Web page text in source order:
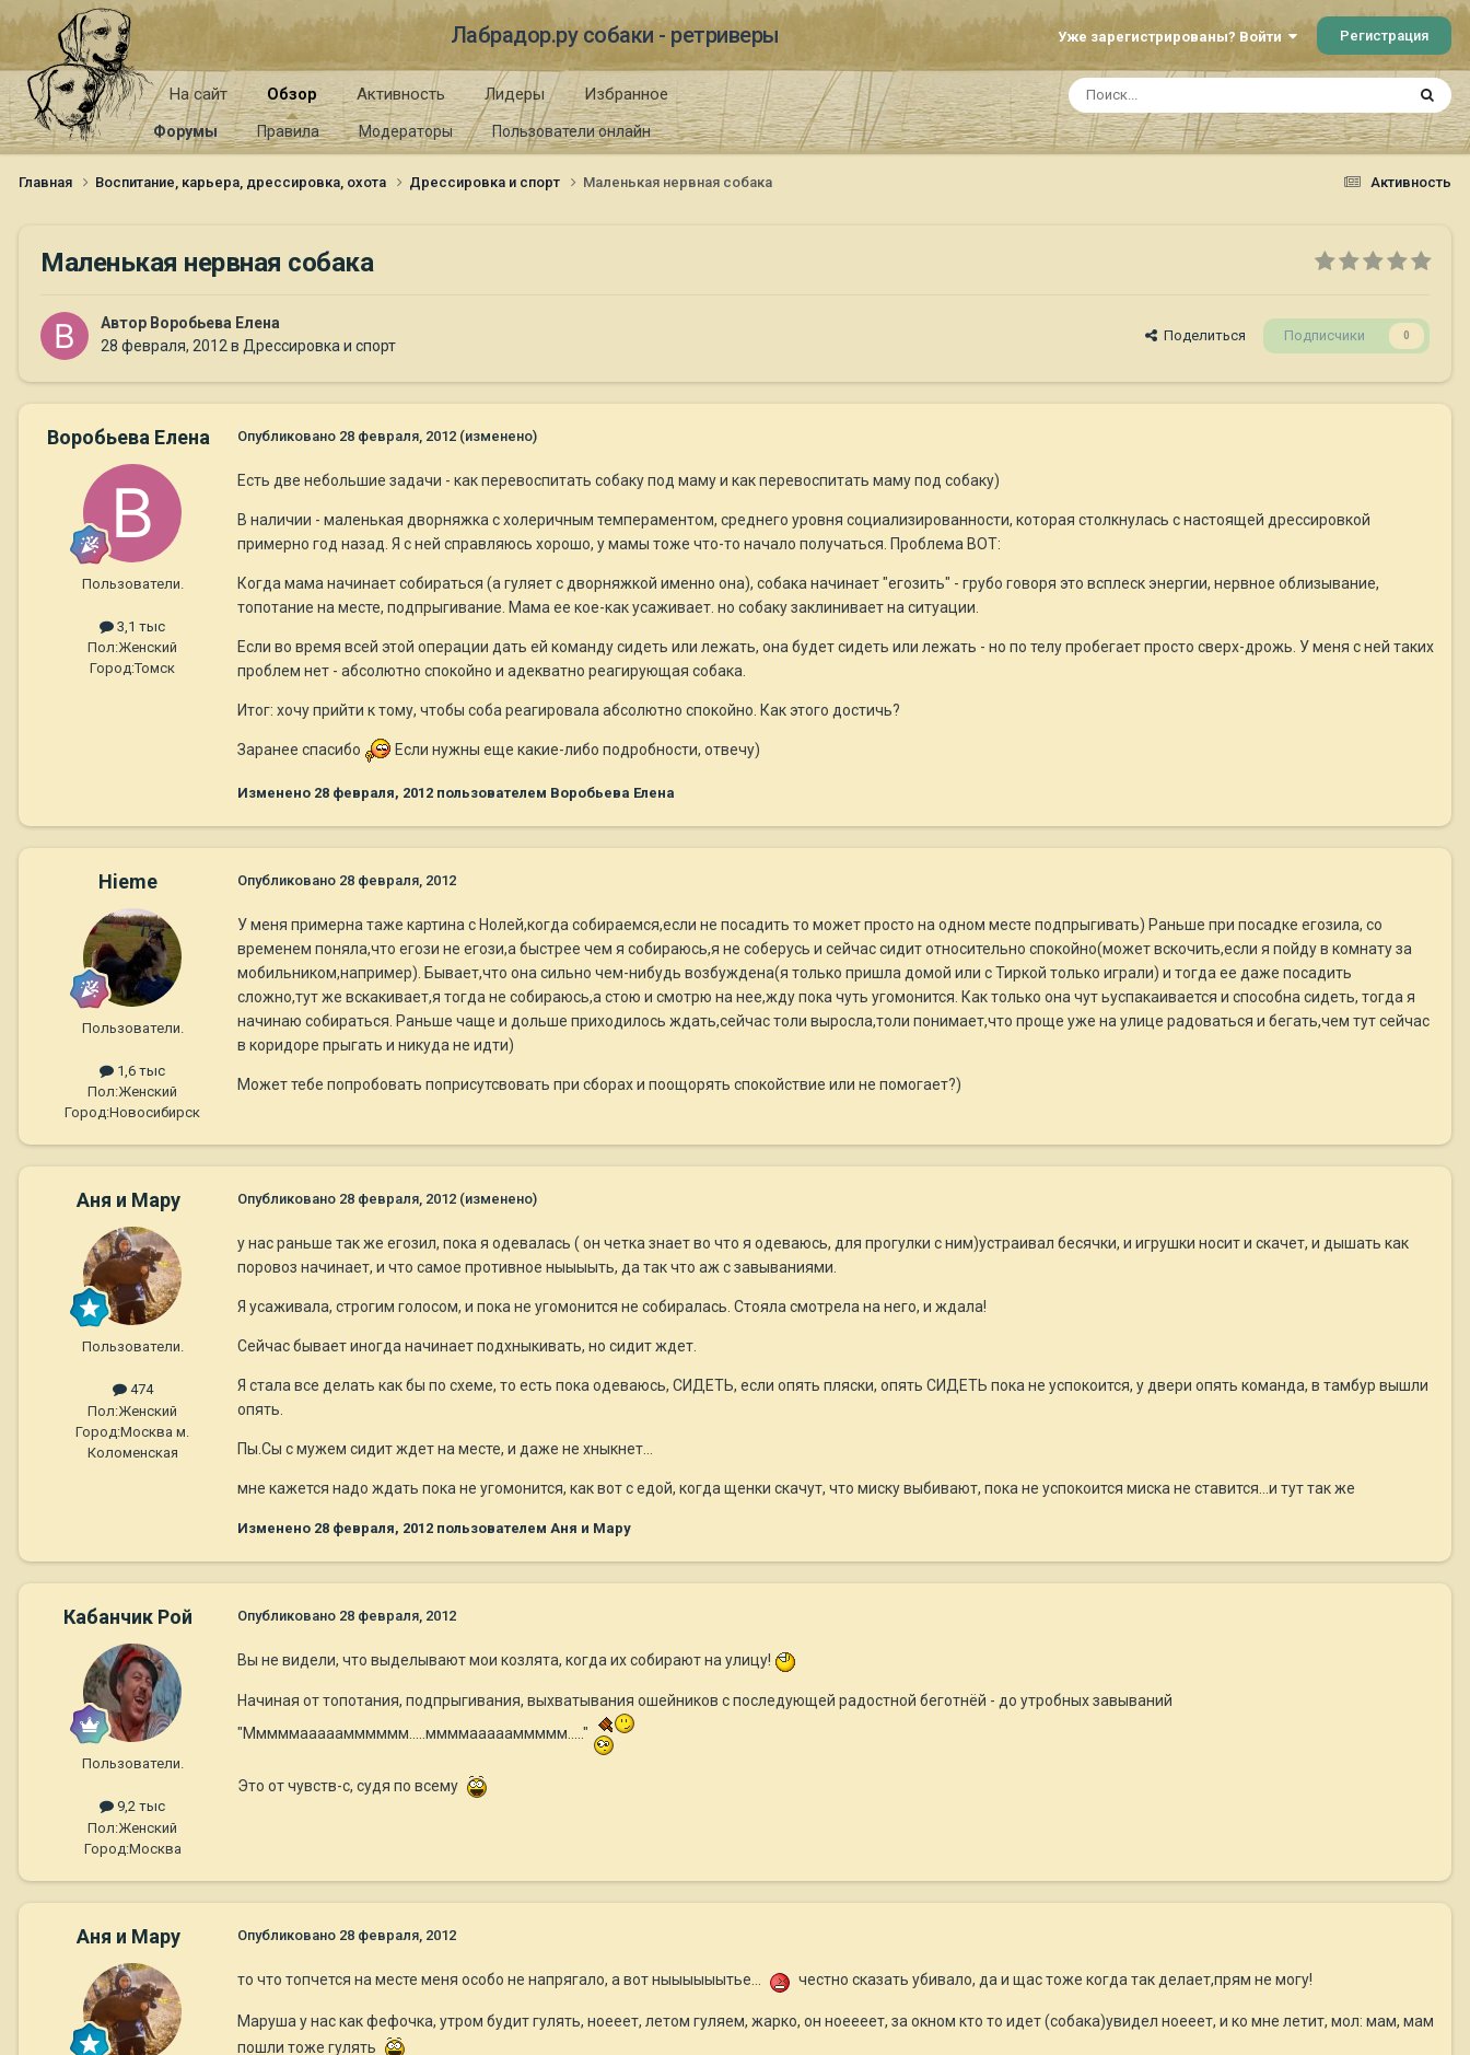
Лабрадор.ру собаки - ретриверы Уже зарегистрированы? Войти Регистрация
На сайт Обзор
Форумы Правила Модераторы Пользователи онлайн
Активность Лидеры Избранное
Активность
Главная Воспитание, карьера, дрессировка, охота Дрессировка и спорт Маленькая нервная собака
Маленькая нервная собака
Автор Воробьева Елена
28 февраля, 2012 в Дрессировка и спорт
Поделиться Подписчики 0
Воробьева Елена
Пользователи.
3,1 тыс
Пол:Женский
Город:Томск
Опубликовано 28 февраля, 2012 (изменено)
Есть две небольшие задачи - как перевоспитать собаку под маму и как перевоспитать маму под собаку)
В наличии - маленькая дворняжка с холеричным темпераментом, среднего уровня социализированности, которая столкнулась с настоящей дрессировкой
примерно год назад. Я с ней справляюсь хорошо, у мамы тоже что-то начало получаться. Проблема ВОТ:
Когда мама начинает собираться (а гуляет с дворняжкой именно она), собака начинает "егозить" - грубо говоря это всплеск энергии, нервное облизывание,
топотание на месте, подпрыгивание. Мама ее кое-как усаживает. но собаку заклинивает на ситуации.
Если во время всей этой операции дать ей команду сидеть или лежать, она будет сидеть или лежать - но по телу пробегает просто сверх-дрожь. У меня с ней таких
проблем нет - абсолютно спокойно и адекватно реагирующая собака.
Итог: хочу прийти к тому, чтобы соба реагировала абсолютно спокойно. Как этого достичь?
Заранее спасибо Если нужны еще какие-либо подробности, отвечу)
Изменено 28 февраля, 2012 пользователем Воробьева Елена
Hieme
Пользователи.
1,6 тыс
Пол:Женский
Город:Новосибирск
Опубликовано 28 февраля, 2012
У меня примерна таже картина с Нолей,когда собираемся,если не посадить то может просто на одном месте подпрыгивать) Раньше при посадке егозила, со
временем поняла,что егози не егози,а быстрее чем я собираюсь,я не соберусь и сейчас сидит относительно спокойно(может вскочить,если я пойду в комнату за
мобильником,например). Бывает,что она сильно чем-нибудь возбуждена(я только пришла домой или с Тиркой только играли) и тогда ее даже посадить
сложно,тут же вскакивает,я тогда не собираюсь,а стою и смотрю на нее,жду пока чуть угомонится. Как только она чут ьуспакаивается и способна сидеть, тогда я
начинаю собираться. Раньше чаще и дольше приходилось ждать,сейчас толи выросла,толи понимает,что проще уже на улице радоваться и бегать,чем тут сейчас
в коридоре прыгать и никуда не идти)
Может тебе попробовать поприсутсвовать при сборах и поощорять спокойствие или не помогает?)
Аня и Мару
Пользователи.
474
Пол:Женский
Город:Москва м.
Коломенская
Опубликовано 28 февраля, 2012 (изменено)
у нас раньше так же егозил, пока я одевалась ( он четка знает во что я одеваюсь, для прогулки с ним)устраивал бесячки, и игрушки носит и скачет, и дышать как
поровоз начинает, и что самое противное ныыыыть, да так что аж с завываниями.
Я усаживала, строгим голосом, и пока не угомонится не собиралась. Стояла смотрела на него, и ждала!
Сейчас бывает иногда начинает подхныкивать, но сидит ждет.
Я стала все делать как бы по схеме, то есть пока одеваюсь, СИДЕТЬ, если опять пляски, опять СИДЕТЬ пока не успокоится, у двери опять команда, в тамбур вышли
опять.
Пы.Сы с мужем сидит ждет на месте, и даже не хныкнет...
мне кажется надо ждать пока не угомонится, как вот с едой, когда щенки скачут, что миску выбивают, пока не успокоится миска не ставится...и тут так же
Изменено 28 февраля, 2012 пользователем Аня и Мару
Кабанчик Рой
Пользователи.
9,2 тыс
Пол:Женский
Город:Москва
Опубликовано 28 февраля, 2012
Вы не видели, что выделывают мои козлята, когда их собирают на улицу!
Начиная от топотания, подпрыгивания, выхватывания ошейников с последующей радостной беготнёй - до утробных завываний
"Мммммааааамммммм.....ммммаааааммммм....."
Это от чувств-с, судя по всему
Аня и Мару Опубликовано 28 февраля, 2012
то что топчется на месте меня особо не напрягало, а вот ныыыыыытье... честно сказать убивало, да и щас тоже когда так делает,прям не могу!
Маруша у нас как фефочка, утром будит гулять, ноееет, летом гуляем, жарко, он ноеееет, за окном кто то идет (собака)увидел ноееет, и ко мне летит, мол: мам, мам
пошли тоже гулять